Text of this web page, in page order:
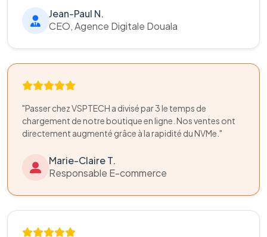
Jean-Paul N.
CEO, Agence Digitale Douala
"Passer chez VSPTECH a divisé par 3 le temps de
chargement de notre boutique en ligne. Nos ventes ont
directement augmenté grâce à la rapidité du NVMe."
Marie-Claire T.
Responsable E-commerce